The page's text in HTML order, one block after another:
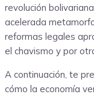
revolución
acelerada
reformas legales
el chavismo y por
A continuación, te
cómo la economía